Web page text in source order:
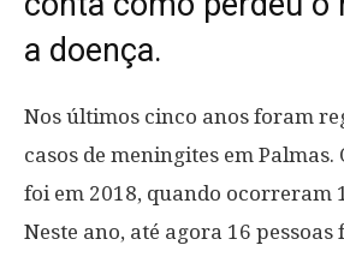
a doença.
Nos últimos cinco anos foram
casos de meningites em
foi em 2018, quando ocorreram
Neste ano, até agora 16 pessoas